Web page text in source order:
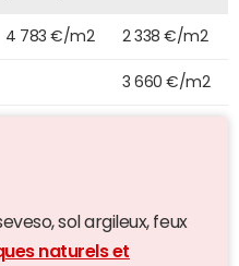
4 783 €/m2 2 338 €/m2
3 660 €/m2
sol argileux, feux
naturels et